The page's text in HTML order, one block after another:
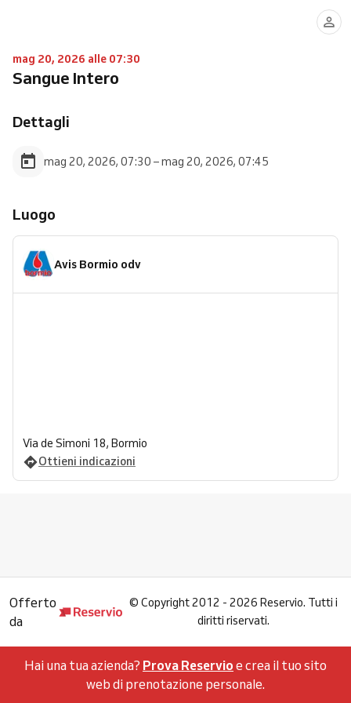
mag 20, 2026 alle 07:30
Sangue Intero
Dettagli
mag 20, 2026, 07:30 – mag 20, 2026, 07:45
Luogo
Avis Bormio odv
Via de Simoni 18, Bormio
Ottieni indicazioni
Offerto
da
© Copyright 2012 - 2026 Reservio. Tutti i
diritti riservati.
Hai una tua azienda? Prova Reservio e crea il tuo sito
web di prenotazione personale.